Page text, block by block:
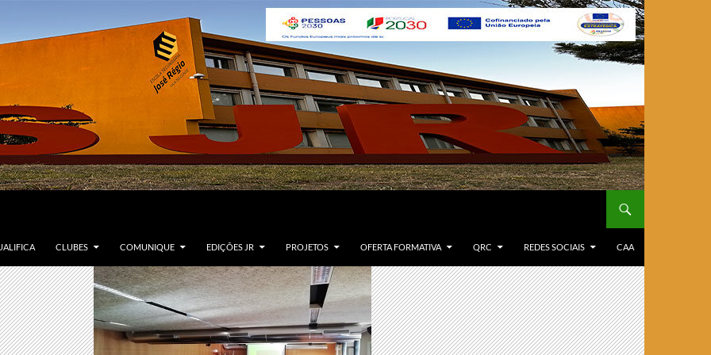
CLUBES COMUNIQUE EDIÇÕES JR PROJETOS OFERTA FORMATIVA QRC REDES SOCIAIS CAA